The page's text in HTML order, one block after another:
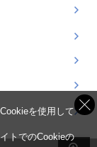
を使用して
トでのCookieの